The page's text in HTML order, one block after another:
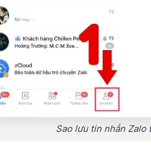
Sao lưu tin nhắn